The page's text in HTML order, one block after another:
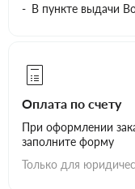
В пункте выдачи
Оплата по счету
При оформлении
заполните форму
Только для